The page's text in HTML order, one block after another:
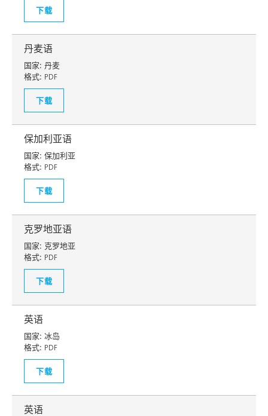
下载
丹麦语
国家: 丹麦
格式: PDF
下载
保加利亚语
国家: 保加利亚
格式: PDF
下载
克罗地亚语
国家: 克罗地亚
格式: PDF
下载
英语
国家: 冰岛
格式: PDF
下载
英语